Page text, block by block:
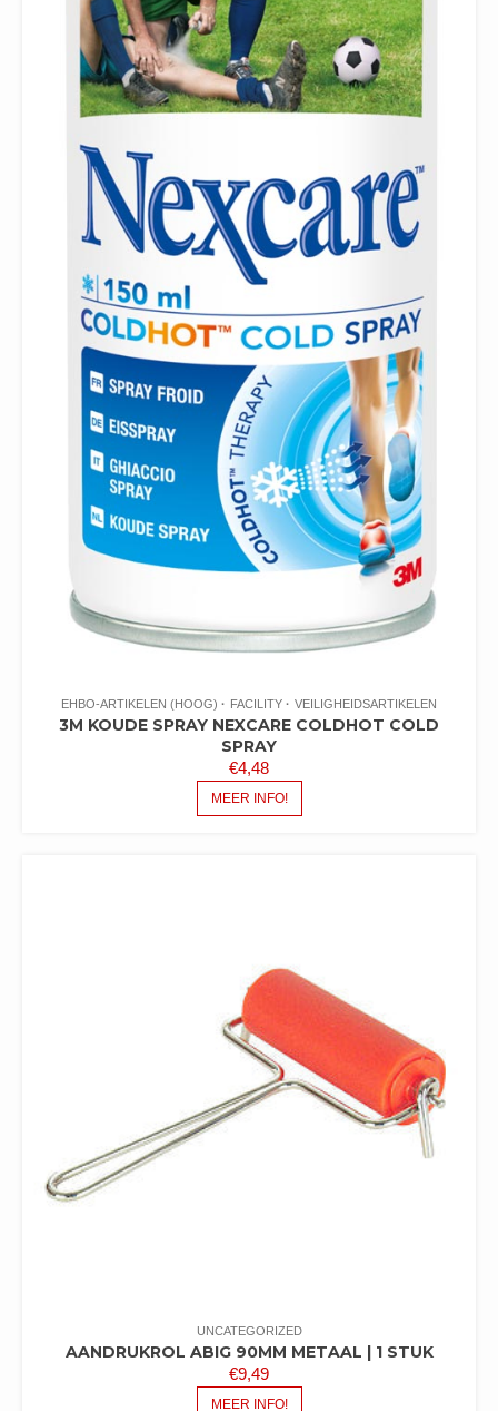
EHBO-ARTIKELEN (HOOG) FACILITY VEILIGHEIDSARTIKELEN
3M KOUDE SPRAY NEXCARE COLDHOT COLD
SPRAY
€4,48
MEER INFO!
UNCATEGORIZED
AANDRUKROL ABIG 90MM METAAL | 1 STUK
€9,49
MEER INFO!